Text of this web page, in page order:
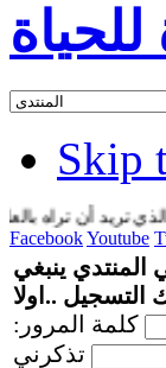
Skip
أن تراه بالعالم
FacebookYoutube
المنتدي ينبغي
التسجيل ..اولا
كلمة المرور: